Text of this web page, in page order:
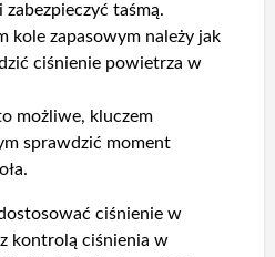
taśmą.
kole zapasowym należy jak
ciśnienie powietrza w
możliwe, kluczem
sprawdzić moment
ciśnienie w
kontrolą ciśnienia w